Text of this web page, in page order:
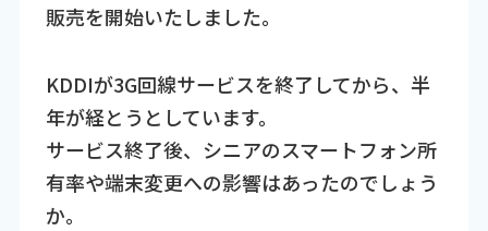
販売を開始いたしました。
KDDIが3G回線サービスを終了してから、半
年が経とうとしています。
サービス終了後、シニアのスマートフォン所
有率や端末変更への影響はあったのでしょう
か。